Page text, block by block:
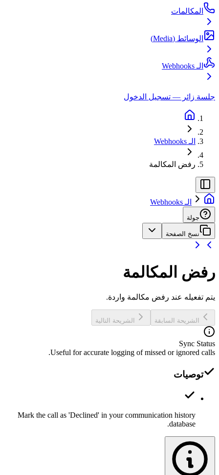
المكالمات
الوسائط (Media)
الـ Webhooks
جلسة زائر — تسجيل الدخول
الـ Webhooks
رفض المكالمة
الـ Webhooks
جولة
نسخ الصفحة
رفض المكالمة
يتم تفعيله عند رفض مكالمة واردة.
الشريحة السابقة الشريحة التالية
Sync Status
Useful for accurate logging of missed or ignored calls.
توصيات
Mark the call as 'Declined' in your communication history
database.